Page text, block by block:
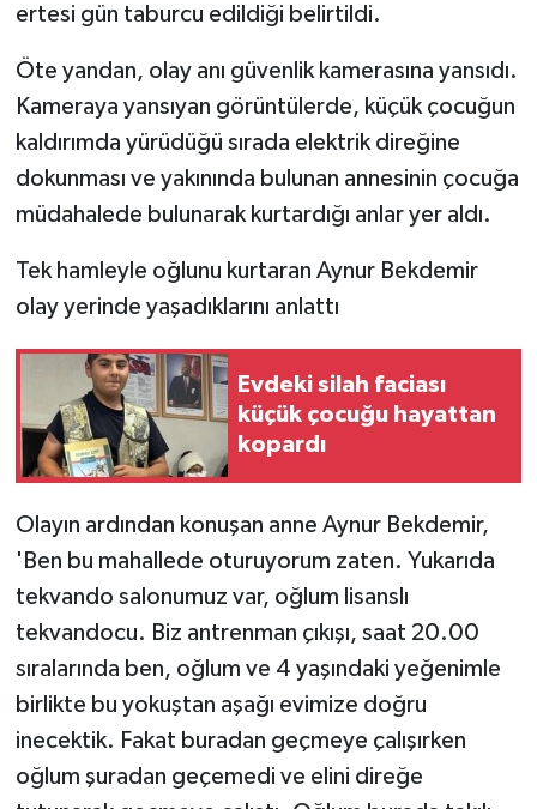
ertesi gün taburcu edildiği belirtildi.
Öte yandan, olay anı güvenlik kamerasına yansıdı.
Kameraya yansıyan görüntülerde, küçük çocuğun
kaldırımda yürüdüğü sırada elektrik direğine
dokunması ve yakınında bulunan annesinin çocuğa
müdahalede bulunarak kurtardığı anlar yer aldı.
Tek hamleyle oğlunu kurtaran Aynur Bekdemir
olay yerinde yaşadıklarını anlattı
Evdeki silah faciası
küçük çocuğu hayattan
kopardı
Olayın ardından konuşan anne Aynur Bekdemir,
'Ben bu mahallede oturuyorum zaten. Yukarıda
tekvando salonumuz var, oğlum lisanslı
tekvandocu. Biz antrenman çıkışı, saat 20.00
sıralarında ben, oğlum ve 4 yaşındaki yeğenimle
birlikte bu yokuştan aşağı evimize doğru
inecektik. Fakat buradan geçmeye çalışırken
oğlum şuradan geçemedi ve elini direğe